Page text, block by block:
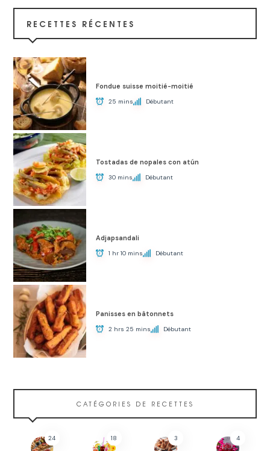
RECETTES RÉCENTES
Fondue suisse moitié-moitié
25 mins Débutant
Tostadas de nopales con atún
30 mins Débutant
Adjapsandali
1 hr 10 mins Débutant
Panisses en bâtonnets
2 hrs 25 mins Débutant
CATÉGORIES DE RECETTES
24 18 3 4